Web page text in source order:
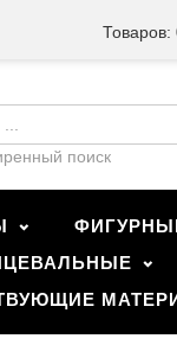
Товаров:
поиск